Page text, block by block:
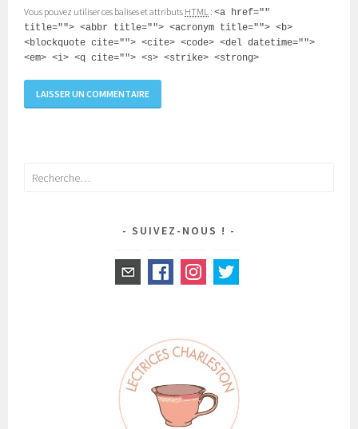
Vous pouvez utiliser ces balises et attributs HTML :<a href=""
title=""> <abbr title=""> <acronym title=""> <b>
<blockquote cite=""> <cite> <code> <del datetime="">
<em> <i> <q cite=""> <s> <strike> <strong>
Rechercher :
SUIVEZ-NOUS !